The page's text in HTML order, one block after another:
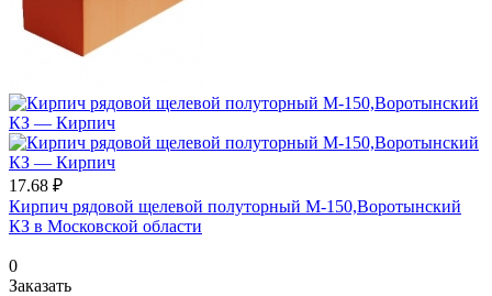
17.68 ₽
Кирпич рядовой щелевой полуторный М-150,Воротынский
КЗ в Московской области
0
Заказать